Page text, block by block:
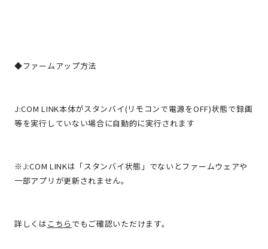
◆ファームアップ方法
J:COM LINK本体がスタンバイ(リモコンで電源をOFF)状態で録画
等を実行していない場合に自動的に実行されます
※J:COM LINKは「スタンバイ状態」でないとファームウェアや
一部アプリが更新されません。
詳しくは こちら でもご確認いただけます。